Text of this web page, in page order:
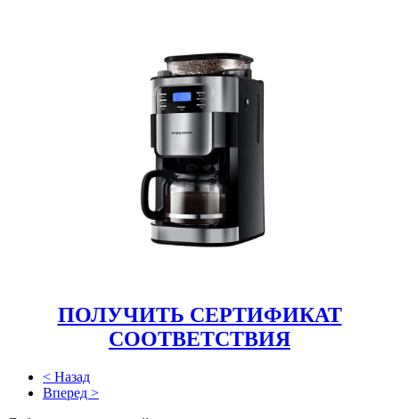
ПОЛУЧИТЬ СЕРТИФИКАТ
СООТВЕТСТВИЯ
< Назад
Вперед >